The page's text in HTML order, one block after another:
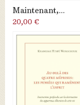
Maintenant,...
20,00 €